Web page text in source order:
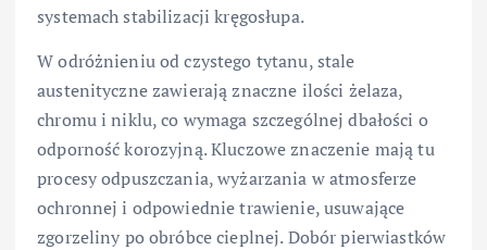
systemach stabilizacji kręgosłupa.
W odróżnieniu od czystego tytanu, stale
austenityczne zawierają znaczne ilości żelaza,
chromu i niklu, co wymaga szczególnej dbałości o
odporność korozyjną. Kluczowe znaczenie mają tu
procesy odpuszczania, wyżarzania w atmosferze
ochronnej i odpowiednie trawienie, usuwające
zgorzeliny po obróbce cieplnej. Dobór pierwiastków